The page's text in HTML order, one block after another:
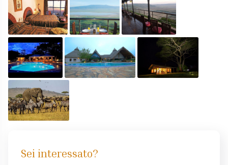
Sei interessato?